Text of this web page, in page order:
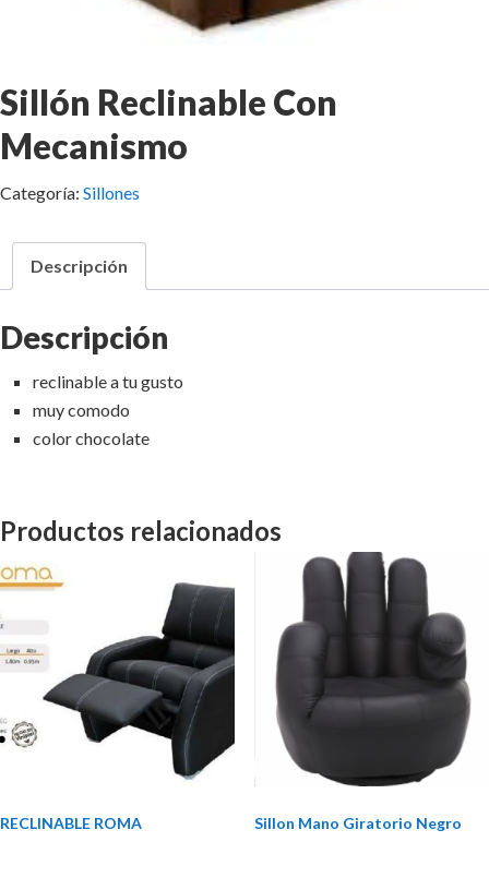
Sillón Reclinable Con
Mecanismo
Categoría: Sillones
Descripción
Descripción
reclinable a tu gusto
muy comodo
color chocolate
Productos relacionados
RECLINABLE ROMA Sillon Mano Giratorio Negro